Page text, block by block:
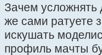
Зачем
же сами ратуете
искушать
профиль мачты